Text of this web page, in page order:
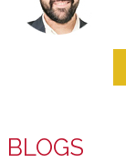
BLOGS